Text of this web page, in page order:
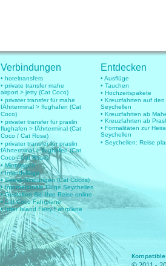
Verbindungen
• hoteltransfers
• private transfer mahe
airport > jetty (Cat Coco)
• privater transfer für mahe
fÄhrterminal > flughafen (Cat
Coco)
• privater transfer für praslin
flughafen > fÄhrterminal (Cat
Coco / Cat Rose)
• privater transfer für praslin
fÄhrterminal > flughafen (Cat
Coco / Cat Rose)
• Mietwagen
• Inlandsflüge
• Seeverbindungen (Cat Cocos)
• Internationale Flüge Seychelles
• Gestalten Sie Ihre Reise online
• Cat Coco Fahrpläne
• Inter Island Ferry Fahrpläne
Entdecken
• Ausflüge
• Tauchen
• Hochzeitspakete
• Kreuzfahrten auf den
Seychellen
• Kreuzfahrten ab
• Kreuzfahrten ab
• Formalitäten zur
Seychellen
• Seychellen: Reise